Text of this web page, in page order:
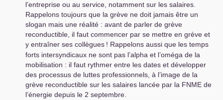
l’entreprise ou au service, notamment sur les salaires.
Rappelons toujours que la grève ne doit jamais être un
slogan mais une réalité : avant de parler de grève
reconductible, il faut commencer par se mettre en grève et
y entraîner ses collègues ! Rappelons aussi que les temps
forts intersyndicaux ne sont pas l’alpha et l’oméga de la
mobilisation : il faut rythmer entre les dates et développer
des processus de luttes professionnels, à l’image de la
grève reconductible sur les salaires lancée par la FNME de
l’énergie depuis le 2 septembre.